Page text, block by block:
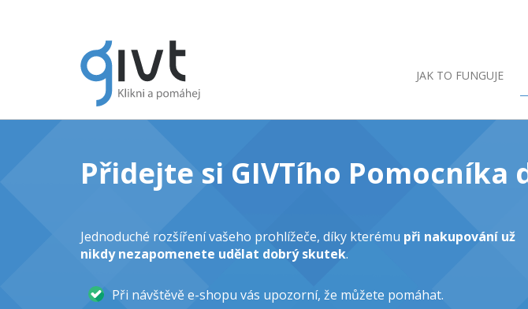
JAK TO FUNGUJE
Přidejte si GIVTího Pomocníka
Jednoduché rozšíření vašeho prohlížeče, díky kterému při nakupování už
nikdy nezapomenete udělat dobrý skutek.
Při návštěvě e-shopu vás upozorní, že můžete pomáhat.